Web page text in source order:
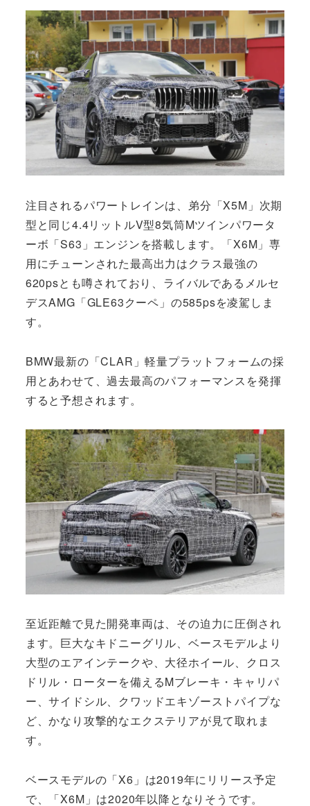
注目されるパワートレインは、弟分「X5M」次期
型と同じ4.4リットルV型8気筒Mツインパワータ
ーボ「S63」エンジンを搭載します。「X6M」専
用にチューンされた最高出力はクラス最強の
620psとも噂されており、ライバルであるメルセ
デスAMG「GLE63クーペ」の585psを凌駕しま
す。
BMW最新の「CLAR」軽量プラットフォームの採
用とあわせて、過去最高のパフォーマンスを発揮
すると予想されます。
至近距離で見た開発車両は、その迫力に圧倒され
ます。巨大なキドニーグリル、ベースモデルより
大型のエアインテークや、大径ホイール、クロス
ドリル・ローターを備えるMブレーキ・キャリパ
ー、サイドシル、クワッドエキゾーストパイプな
ど、かなり攻撃的なエクステリアが見て取れま
す。
ベースモデルの「X6」は2019年にリリース予定
で、「X6M」は2020年以降となりそうです。